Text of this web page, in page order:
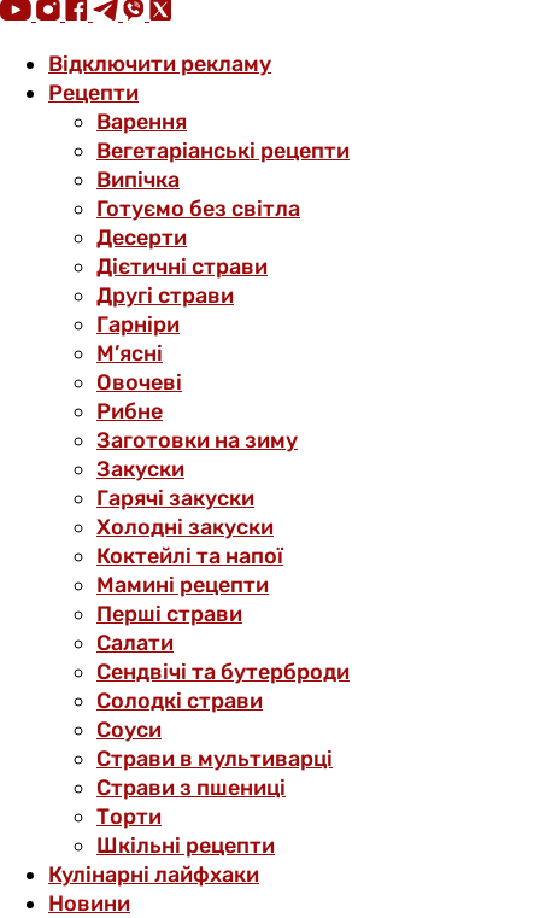
Відключити рекламу
Рецепти
Варення
Вегетаріанські рецепти
Випічка
Готуємо без світла
Десерти
Дієтичні страви
Другі страви
Гарніри
М’ясні
Овочеві
Рибне
Заготовки на зиму
Закуски
Гарячі закуски
Холодні закуски
Коктейлі та напої
Мамині рецепти
Перші страви
Салати
Сендвічі та бутерброди
Солодкі страви
Соуси
Страви в мультиварці
Страви з пшениці
Торти
Шкільні рецепти
Кулінарні лайфхаки
Новини